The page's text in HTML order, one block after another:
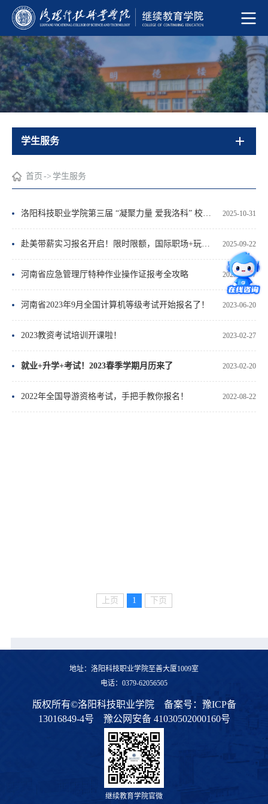
学生服务
首页 -> 学生服务
2025-10-31
洛阳科技职业学院第三届 “凝聚力量 爱我洛科” 校友论坛圆满落幕
2025-09-22
赴美带薪实习报名开启！限时限额，国际职场+玩转美国等你挑战！
2025-05-07
河南省应急管理厅特种作业操作证报考全攻略
2023-06-20
河南省2023年9月全国计算机等级考试开始报名了！
2023-02-27
2023教资考试培训开课啦！
2023-02-20
就业+升学+考试！2023春季学期月历来了
2022-08-22
2022年全国导游资格考试，手把手教你报名！
上页 1 下页
地址：洛阳科技职业学院至善大厦1009室
电话：0379-62056505
版权所有©洛阳科技职业学院 备案号： 豫ICP备
13016849-4号
豫公网安备 41030502000160号
继续教育学院官微